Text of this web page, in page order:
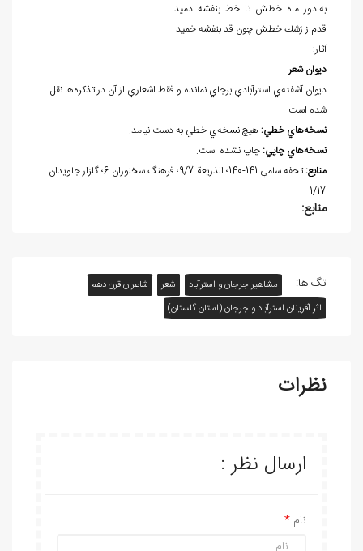
به دور ماه خطش تا خط بنفشه دميد
قدم ز رَشك خطش چون قد بنفشه خميد
آثار:
دیوان شعر
ديوان آشفته‌ي استرآبادي برجاي نمانده و فقط اشعاري از آن در تذكرهها نقل
شده است.
نسخههاي خطي: هيچ نسخهي خطي به دست نيامد.
نسخههاي چاپي:چاپ نشده است.
منابع:
تحفه سامي 141-140؛ الذريعة 9/7؛ فرهنگ سخنوران 6؛ گلزار جاويدان
1/17.
منابع:
تگ ها: مشاهیر جرجان و استرآباد شعر
شاعران قرن دهم
اثر آفرينان استرآباد و جرجان (استان گلستان)
نظرات
ارسال نظر :
نام